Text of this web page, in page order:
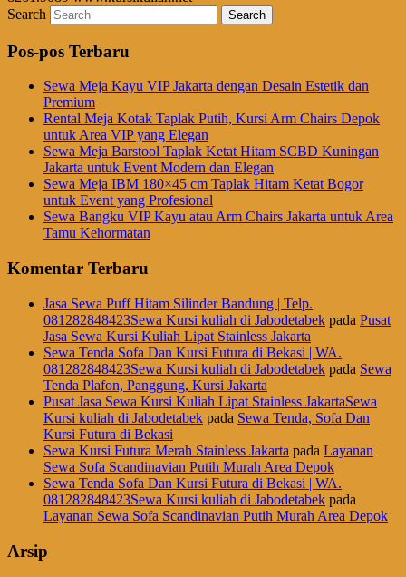
Search
Pos-pos Terbaru
Sewa Meja Kayu VIP Jakarta dengan Desain Estetik dan
Premium
Rental Meja Kotak Taplak Putih, Kursi Arm Chairs Depok
untuk Area VIP yang Elegan
Sewa Meja Barstool Taplak Ketat Hitam SCBD Kuningan
Jakarta untuk Event Modern dan Elegan
Sewa Meja IBM 180×45 cm Taplak Hitam Ketat Bogor
untuk Event yang Profesional
Sewa Bangku VIP Kayu atau Arm Chairs Jakarta untuk Area
Tamu Kehormatan
Komentar Terbaru
Jasa Sewa Puff Hitam Silinder Bandung | Telp.
081282848423Sewa Kursi kuliah di Jabodetabek pada Pusat
Jasa Sewa Kursi Kuliah Lipat Stainless Jakarta
Sewa Tenda Sofa Dan Kursi Futura di Bekasi | WA.
081282848423Sewa Kursi kuliah di Jabodetabek pada Sewa
Tenda Plafon, Panggung, Kursi Jakarta
Pusat Jasa Sewa Kursi Kuliah Lipat Stainless JakartaSewa
Kursi kuliah di Jabodetabek pada Sewa Tenda, Sofa Dan
Kursi Futura di Bekasi
Sewa Kursi Futura Merah Stainless Jakarta pada Layanan
Sewa Sofa Scandinavian Putih Murah Area Depok
Sewa Tenda Sofa Dan Kursi Futura di Bekasi | WA.
081282848423Sewa Kursi kuliah di Jabodetabek pada
Layanan Sewa Sofa Scandinavian Putih Murah Area Depok
Arsip